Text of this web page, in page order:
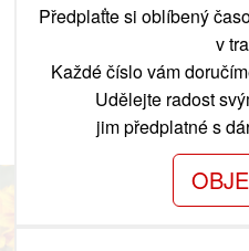
Předplaťte si oblíbený
v
Každé číslo vám
Udělejte radost
jim předplatné s